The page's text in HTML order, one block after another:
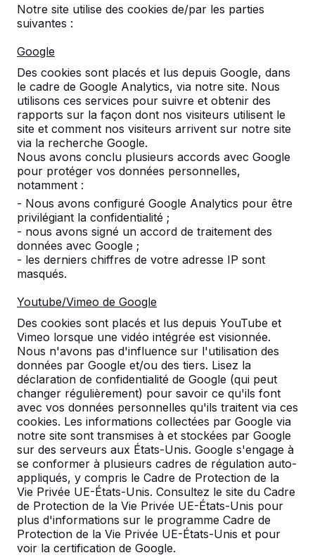
Notre site utilise des cookies de/par les parties
suivantes :
Google
Des cookies sont placés et lus depuis Google, dans
le cadre de Google Analytics, via notre site. Nous
utilisons ces services pour suivre et obtenir des
rapports sur la façon dont nos visiteurs utilisent le
site et comment nos visiteurs arrivent sur notre site
via la recherche Google.
Nous avons conclu plusieurs accords avec Google
pour protéger vos données personnelles,
notamment :
- Nous avons configuré Google Analytics pour être
privilégiant la confidentialité ;
- nous avons signé un accord de traitement des
données avec Google ;
- les derniers chiffres de votre adresse IP sont
masqués.
Youtube/Vimeo de Google
Des cookies sont placés et lus depuis YouTube et
Vimeo lorsque une vidéo intégrée est visionnée.
Nous n'avons pas d'influence sur l'utilisation des
données par Google et/ou des tiers. Lisez la
déclaration de confidentialité de Google (qui peut
changer régulièrement) pour savoir ce qu'ils font
avec vos données personnelles qu'ils traitent via ces
cookies. Les informations collectées par Google via
notre site sont transmises à et stockées par Google
sur des serveurs aux États-Unis. Google s'engage à
se conformer à plusieurs cadres de régulation auto-
appliqués, y compris le Cadre de Protection de la
Vie Privée UE-États-Unis. Consultez le site du Cadre
de Protection de la Vie Privée UE-États-Unis pour
plus d'informations sur le programme Cadre de
Protection de la Vie Privée UE-États-Unis et pour
voir la certification de Google.
2ème produit et suivants€ 675,00la pièce,
économisez
Couleur
Nombre
Ajouter à la commande
Ajouter à l’offre
Livraison et mise en place gratuites en België.
Livré dans un délai de 4 semaines ouvrables.
Comment se fait la livraison ?Voir la vidéo
Banc en béton DeLuxe, banc en
béton avec assise en bambou
Un banc en béton robuste dans la version DeLuxe
avec assise en bambou, confortable et esthétique. Le
banc est fabriqué en béton de haute qualité et est
pourvu d’une belle assise en bambou. La robustesse
du béton et le raffinement du bambou font de ce